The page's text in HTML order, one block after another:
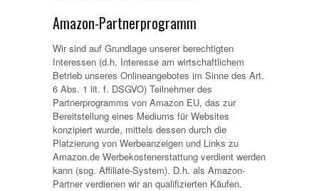
Amazon-Partnerprogramm
Wir sind auf Grundlage unserer berechtigten
Interessen (d.h. Interesse am wirtschaftlichem
Betrieb unseres Onlineangebotes im Sinne des Art.
6 Abs. 1 lit. f. DSGVO) Teilnehmer des
Partnerprogramms von Amazon EU, das zur
Bereitstellung eines Mediums für Websites
konzipiert wurde, mittels dessen durch die
Platzierung von Werbeanzeigen und Links zu
Amazon.de Werbekostenerstattung verdient werden
kann (sog. Affiliate-System). D.h. als Amazon-
Partner verdienen wir an qualifizierten Käufen.